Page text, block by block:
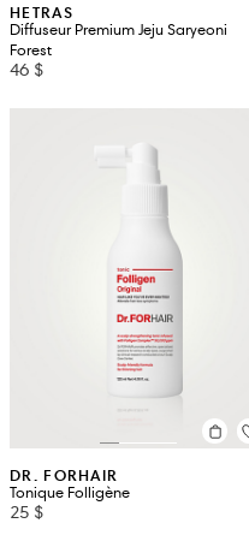
HETRAS
Diffuseur Premium Jeju Saryeoni
Forest
46 $
DR. FORHAIR
Tonique Folligène
25 $